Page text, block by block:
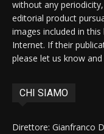
without any
editorial product
images included in
Internet. If their
please let us know
CHI SIAMO
Direttore: Gianfranco